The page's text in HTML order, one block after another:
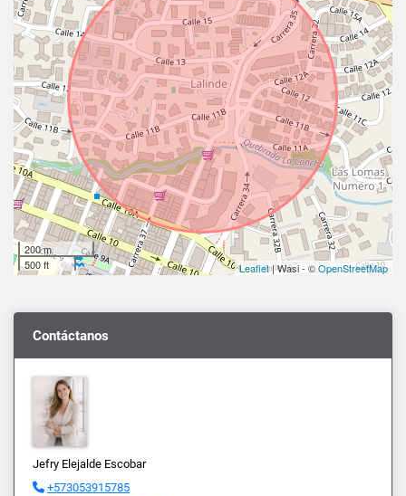
200 m
500 ft
Leaflet| Wasi - ©OpenStreetMap
Contáctanos
Jefry Elejalde Escobar
+573053915785